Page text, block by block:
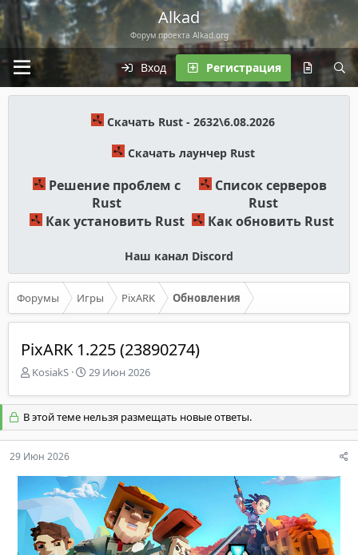
Alkad
Форум проекта Alkad.org
Вход Регистрация
Скачать Rust - 2632\6.08.2026
Скачать лаунчер Rust
Решение проблем с
Rust
Список серверов
Rust
Как установить Rust
Как обновить Rust
Наш канал Discord
Форумы Игры PixARK Обновления
PixARK 1.225 (23890274)
А
т
о
р
т
е
KosiakS
Д
т
а
н
а
л
а
29 Июн 2026
В этой теме нельзя размещать новые ответы.
29 Июн 2026